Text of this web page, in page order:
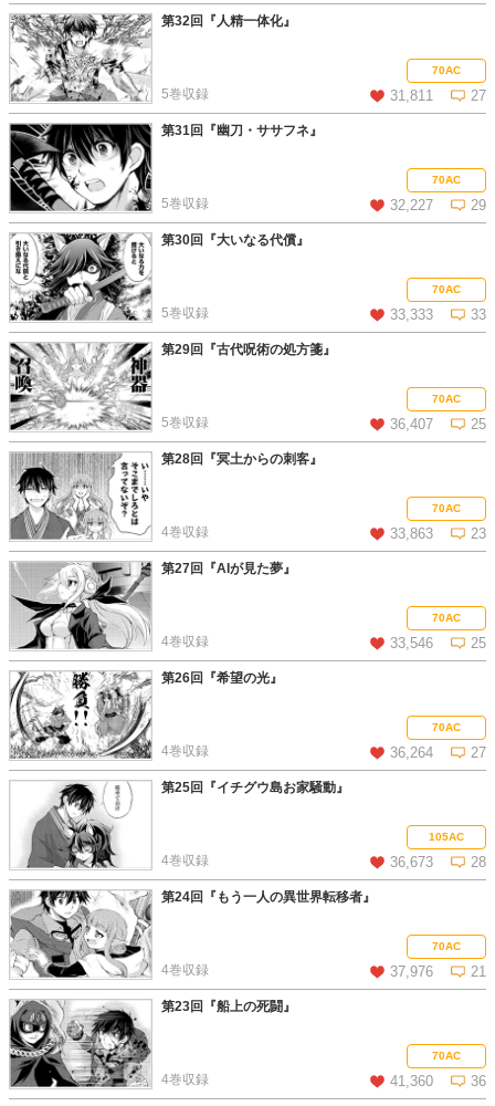
この話を読む コメントを見る
第32回『人精一体化』
70AC
31,811 27
5巻収録
この話を読む コメントを見る
第31回『幽刀・ササフネ』
70AC
32,227 29
5巻収録
この話を読む コメントを見る
第30回『大いなる代償』
70AC
33,333 33
5巻収録
この話を読む コメントを見る
第29回『古代呪術の処方箋』
70AC
36,407 25
5巻収録
この話を読む コメントを見る
第28回『冥土からの刺客』
70AC
33,863 23
4巻収録
この話を読む コメントを見る
第27回『AIが見た夢』
70AC
33,546 25
4巻収録
この話を読む コメントを見る
第26回『希望の光』
70AC
36,264 27
4巻収録
この話を読む コメントを見る
第25回『イチグウ島お家騒動』
105AC
36,673 28
4巻収録
この話を読む コメントを見る
第24回『もう一人の異世界転移者』
70AC
37,976 21
4巻収録
この話を読む コメントを見る
第23回『船上の死闘』
70AC
41,360 36
4巻収録